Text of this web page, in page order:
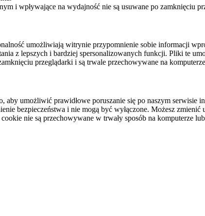
i wpływające na wydajność nie są usuwane po zamknięciu
umożliwiają witrynie przypomnienie sobie informacji
z lepszych i bardziej spersonalizowanych funkcji. Pliki te
przeglądarki i są trwale przechowywane na
aby umożliwić prawidłowe poruszanie się po naszym
bezpieczeństwa i nie mogą być wyłączone. Możesz
nie są przechowywane w trwały sposób na komputerze